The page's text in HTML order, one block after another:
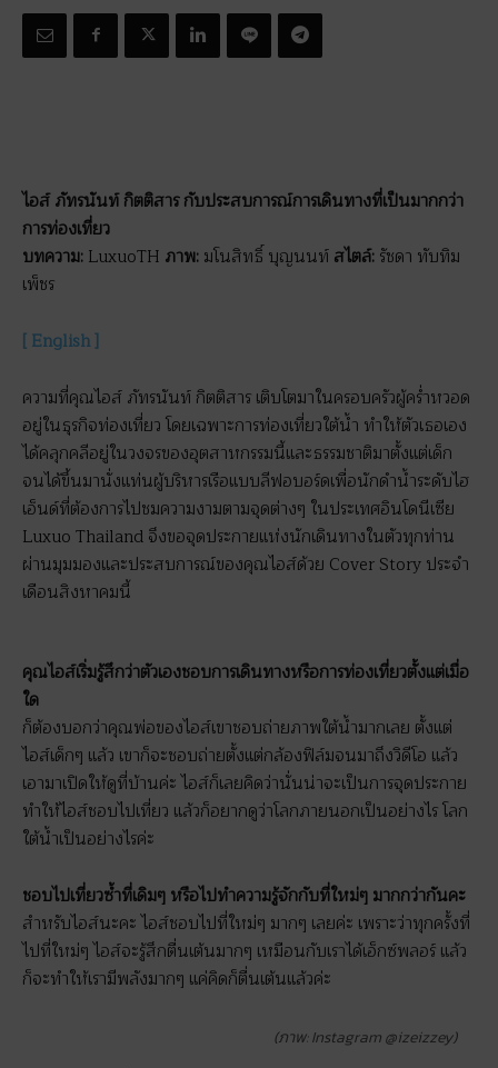
ไอส์ ภัทรนันท์ กิตติสาร กับประสบการณ์การเดินทางที่เป็นมากกว่า
การท่องเที่ยว
บทความ: LuxuoTH ภาพ: มโนสิทธิ์ บุญนนท์ สไตล์: รัชดา ทับทิม
เพ็ชร
[ English ]
ความที่คุณไอส์ ภัทรนันท์ กิตติสาร เติบโตมาในครอบครัวผู้คร่ำหวอด
อยู่ในธุรกิจท่องเที่ยว โดยเฉพาะการท่องเที่ยวใต้น้ำ ทำให้ตัวเธอเอง
ได้คลุกคลีอยู่ในวงจรของอุตสาหกรรมนี้และธรรมชาติมาตั้งแต่เด็ก
จนได้ขึ้นมานั่งแท่นผู้บริหารเรือแบบลีฟอบอร์ดเพื่อนักดำน้ำระดับไฮ
เอ็นด์ที่ต้องการไปชมความงามตามจุดต่างๆ ในประเทศอินโดนีเซีย
Luxuo Thailand จึงขอจุดประกายแห่งนักเดินทางในตัวทุกท่าน
ผ่านมุมมองและประสบการณ์ของคุณไอส์ด้วย Cover Story ประจำ
เดือนสิงหาคมนี้
คุณไอส์เริ่มรู้สึกว่าตัวเองชอบการเดินทางหรือการท่องเที่ยวตั้งแต่เมื่อ
ใด
ก็ต้องบอกว่าคุณพ่อของไอส์เขาชอบถ่ายภาพใต้น้ำมากเลย ตั้งแต่
ไอส์เด็กๆ แล้ว เขาก็จะชอบถ่ายตั้งแต่กล้องฟิล์มจนมาถึงวิดีโอ แล้ว
เอามาเปิดให้ดูที่บ้านค่ะ ไอส์ก็เลยคิดว่านั่นน่าจะเป็นการจุดประกาย
ทำให้ไอส์ชอบไปเที่ยว แล้วก็อยากดูว่าโลกภายนอกเป็นอย่างไร โลก
ใต้น้ำเป็นอย่างไรค่ะ
ชอบไปเที่ยวซ้ำที่เดิมๆ หรือไปทำความรู้จักกับที่ใหม่ๆ มากกว่ากันคะ
สำหรับไอส์นะคะ ไอส์ชอบไปที่ใหม่ๆ มากๆ เลยค่ะ เพราะว่าทุกครั้งที่
ไปที่ใหม่ๆ ไอส์จะรู้สึกตื่นเต้นมากๆ เหมือนกับเราได้เอ็กซ์พลอร์ แล้ว
ก็จะทำให้เรามีพลังมากๆ แค่คิดก็ตื่นเต้นแล้วค่ะ
(ภาพ: Instagram @izeizzey)